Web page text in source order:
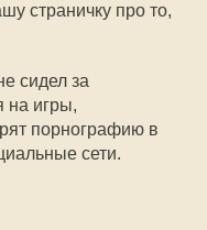
страничку про то,
сидел за
на игры,
порнографию в
сети.